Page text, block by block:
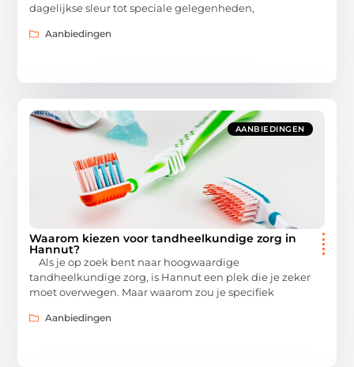
dagelijkse sleur tot speciale gelegenheden,
Aanbiedingen
AANBIEDINGEN
Waarom kiezen voor tandheelkundige zorg in
Hannut?
Als je op zoek bent naar hoogwaardige
tandheelkundige zorg, is Hannut een plek die je zeker
moet overwegen. Maar waarom zou je specifiek
Aanbiedingen